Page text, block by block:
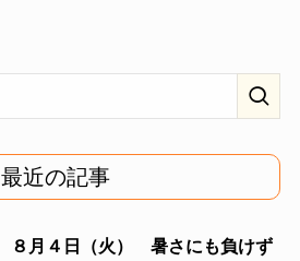
最近の記事
８月４日（火） 暑さにも負けず